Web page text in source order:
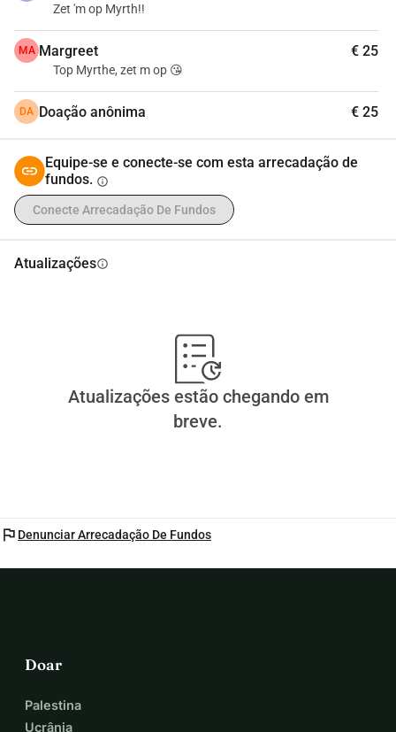
Zet 'm op Myrth!!
MA Margreet € 25
Top Myrthe, zet m op 😘
DA Doação anônima € 25
Equipe-se e conecte-se com esta arrecadação de
fundos. info
Conecte Arrecadação De Fundos
Atualizaçõesinfo
Atualizações estão chegando em
breve.
flag Denunciar Arrecadação De Fundos
Doar
Palestina
Ucrânia